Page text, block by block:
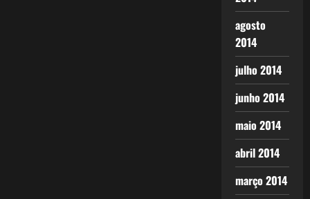
agosto
2014
julho 2014
junho 2014
maio 2014
abril 2014
março 2014